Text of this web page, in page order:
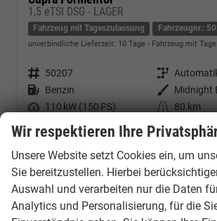
1,5 eTSI DSG - LAGER
Fahrzeug mit Tageszulassung Fahrzeugnr.:
unverbindliche Lieferzeit: 10 Tage Fahrzeug mit
Fahrzeugnr. 50207 Getriebe
Kraftstoff Benzin Außenfarbe
Leistung 110 kW (150 PS) Kilometerstand
80 km
01.02.2026
34.691,– € Kontakt &
Verbrauch kombiniert:
5,90 l/100km
CO -Klasse: D
CO2-Emissionen:133,00 g/km
Wir respektieren Ihre
Unsere Website setzt Cookies ein, um
Sie bereitzustellen. Hierbei
Auswahl und verarbeiten nur die Daten
Analytics und Personalisierung, für die